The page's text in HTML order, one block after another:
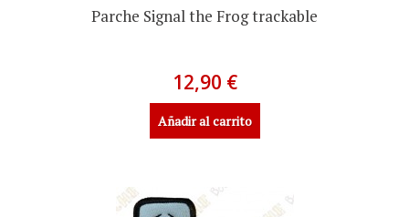
Parche Signal the Frog trackable
12,90 €
Añadir al carrito